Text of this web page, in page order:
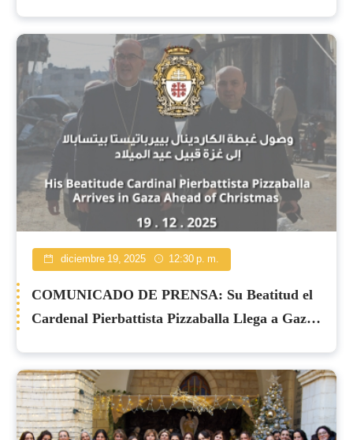
diciembre 19, 2025 12:30 p. m.
COMUNICADO DE PRENSA: Su Beatitud el
Cardenal Pierbattista Pizzaballa Llega a Gaza